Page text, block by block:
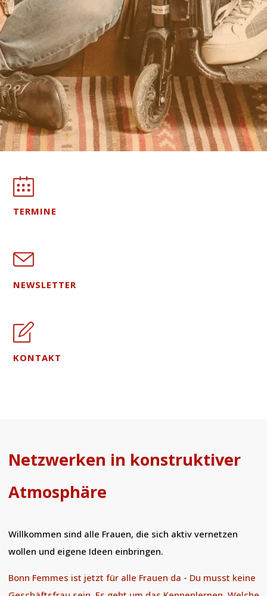
TERMINE
NEWSLETTER
KONTAKT
Netzwerken in konstruktiver
Atmosphäre
Willkommen sind alle Frauen, die sich aktiv vernetzen
wollen und eigene Ideen einbringen.
Bonn Femmes ist jetzt für alle Frauen da - Du musst keine